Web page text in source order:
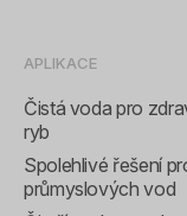
APLIKACE
Čistá voda pro
ryb
Spolehlivé řešení
průmyslových vod